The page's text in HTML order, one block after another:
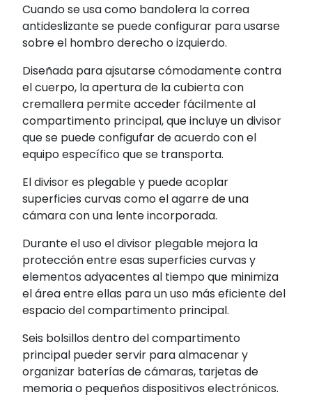
Cuando se usa como bandolera la correa
antideslizante se puede configurar para usarse
sobre el hombro derecho o izquierdo.
Diseñada para ajsutarse cómodamente contra
el cuerpo, la apertura de la cubierta con
cremallera permite acceder fácilmente al
compartimento principal, que incluye un divisor
que se puede configufar de acuerdo con el
equipo específico que se transporta.
El divisor es plegable y puede acoplar
superficies curvas como el agarre de una
cámara con una lente incorporada.
Durante el uso el divisor plegable mejora la
protección entre esas superficies curvas y
elementos adyacentes al tiempo que minimiza
el área entre ellas para un uso más eficiente del
espacio del compartimento principal.
Seis bolsillos dentro del compartimento
principal pueder servir para almacenar y
organizar baterías de cámaras, tarjetas de
memoria o pequeños dispositivos electrónicos.